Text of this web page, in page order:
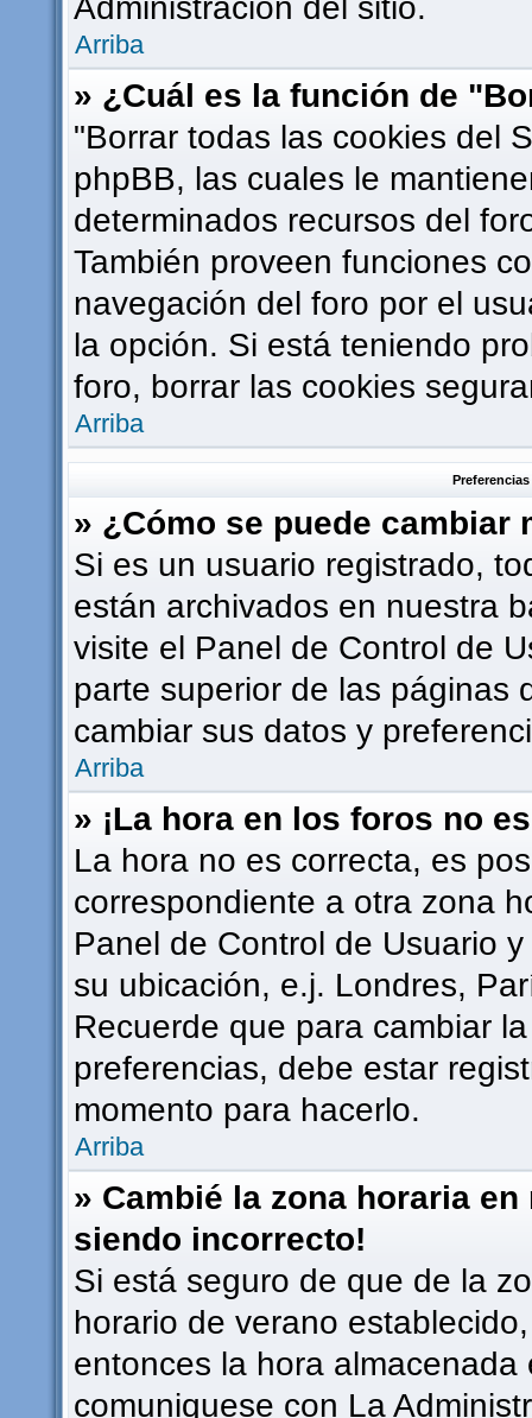
Administración del sitio.
Arriba
» ¿Cuál es la función de
"Borrar todas las cookies del
phpBB, las cuales le
determinados recursos del
También proveen funciones
navegación del foro por el
la opción. Si está teniendo
foro, borrar las cookies
Arriba
» ¿Cómo se puede cambiar
Si es un usuario registrado,
están archivados en nuestra
visite el Panel de Control de
parte superior de las páginas
cambiar sus datos y
Arriba
» ¡La hora en los foros no
La hora no es correcta, es
correspondiente a otra zona
Panel de Control de Usuario
su ubicación, e.j. Londres,
Recuerde que para cambiar
preferencias, debe estar
momento para hacerlo.
Arriba
» Cambié la zona horaria
siendo incorrecto!
Si está seguro de que de la
horario de verano
entonces la hora
comuniquese con La